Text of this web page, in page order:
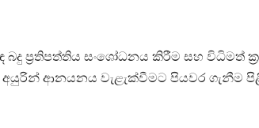
බදු ප්‍රතිපත්තිය සංශෝධනය කිරීම සහ විධිමත්
ආනයනය වැළැක්වීමට පියවර ගැනීම